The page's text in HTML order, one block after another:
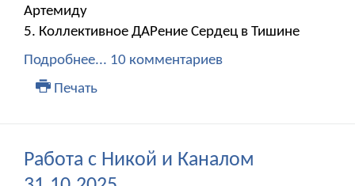
Артемиду
5. Коллективное ДАРение Сердец в Тишине
Подробнее... 10 комментариев
Печать
Работа с Никой и Каналом